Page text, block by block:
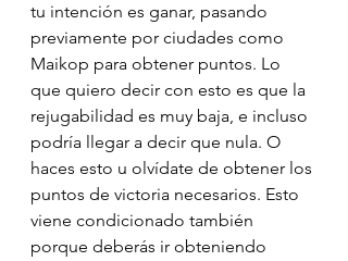
tu intención es ganar, pasando
previamente por ciudades como
Maikop para obtener puntos. Lo
que quiero decir con esto es que la
rejugabilidad es muy baja, e incluso
podría llegar a decir que nula. O
haces esto u olvídate de obtener los
puntos de victoria necesarios. Esto
viene condicionado también
porque deberás ir obteniendo